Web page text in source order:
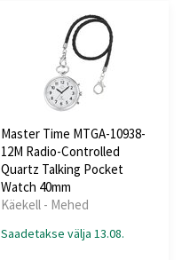
Master Time MTGA-10938-
12M Radio-Controlled
Quartz Talking Pocket
Watch 40mm
Käekell - Mehed
Saadetakse välja 13.08.